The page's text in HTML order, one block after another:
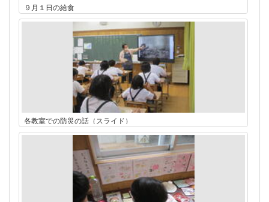
９月１日の給食
各教室での防災の話（スライド）